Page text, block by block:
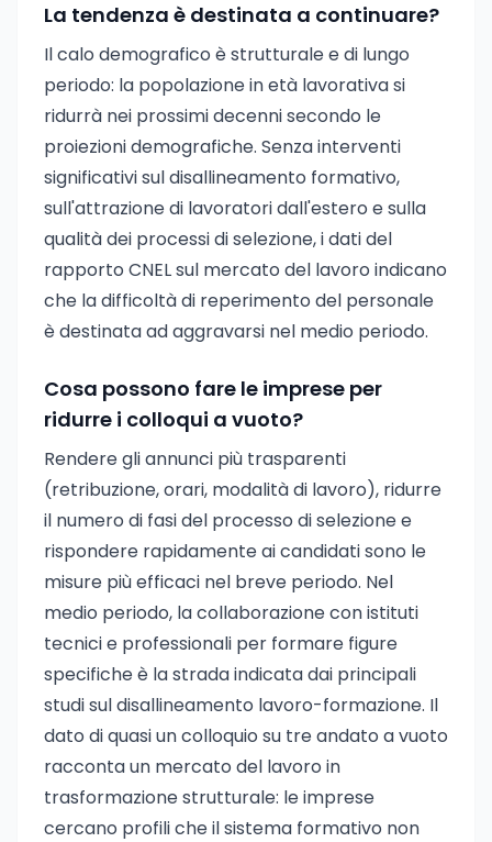
La tendenza è destinata a continuare?
Il calo demografico è strutturale e di lungo
periodo: la popolazione in età lavorativa si
ridurrà nei prossimi decenni secondo le
proiezioni demografiche. Senza interventi
significativi sul disallineamento formativo,
sull'attrazione di lavoratori dall'estero e sulla
qualità dei processi di selezione, i dati del
rapporto CNEL sul mercato del lavoro indicano
che la difficoltà di reperimento del personale
è destinata ad aggravarsi nel medio periodo.
Cosa possono fare le imprese per
ridurre i colloqui a vuoto?
Rendere gli annunci più trasparenti
(retribuzione, orari, modalità di lavoro), ridurre
il numero di fasi del processo di selezione e
rispondere rapidamente ai candidati sono le
misure più efficaci nel breve periodo. Nel
medio periodo, la collaborazione con istituti
tecnici e professionali per formare figure
specifiche è la strada indicata dai principali
studi sul disallineamento lavoro-formazione. Il
dato di quasi un colloquio su tre andato a vuoto
racconta un mercato del lavoro in
trasformazione strutturale: le imprese
cercano profili che il sistema formativo non